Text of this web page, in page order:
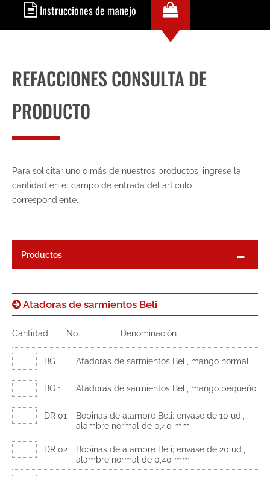
Instrucciones de manejo
REFACCIONES CONSULTA DE
PRODUCTO
Para solicitar uno o más de nuestros productos, ingrese la
cantidad en el campo de entrada del artículo
correspondiente.
Productos
Atadoras de sarmientos Beli
Cantidad No. Denominación
BG Atadoras de sarmientos Beli, mango normal
BG 1 Atadoras de sarmientos Beli, mango pequeño
DR 01
Bobinas de alambre Beli; envase de 10 ud.,
alambre normal de 0,40 mm
DR 02
Bobinas de alambre Beli; envase de 20 ud.,
alambre normal de 0,40 mm